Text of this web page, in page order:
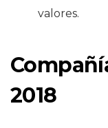
valores.
2018